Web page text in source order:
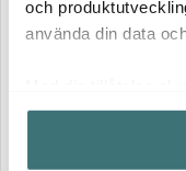
och
använda din data
Samla in
kan ha en
Royal Copenhagen
Blue Fluted Mega Burk